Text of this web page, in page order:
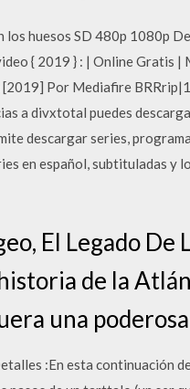
los huesos SD 480p 1080p
{ 2019 } : | Online Gratis
[2019] Por Mediafire
a divxtotal puedes
descargar series,
en español, subtituladas y
El Legado De
de la
una
:En esta continuación